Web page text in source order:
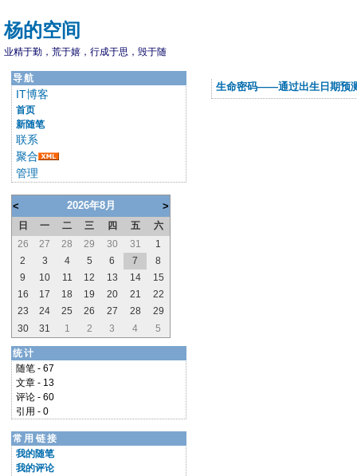
杨的空间
业精于勤，荒于嬉，行成于思，毁于随
导航
IT博客
首页
新随笔
联系
聚合
管理
< 2026年8月 >
日 一 二 三 四 五
六
26
27 28 29 30 31
1
2
3 4 5 6 7
8
9
10 11 12 13 14
15
16
17 18 19 20 21
22
23
24 25 26 27 28
29
30
31 1 2 3 4 5
统计
随笔 - 67
文章 - 13
评论 - 60
引用 - 0
常用链接
我的随笔
我的评论
生命密码——通过出生日期预